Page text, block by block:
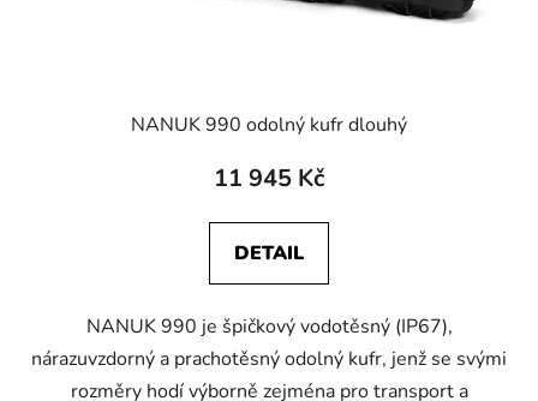
NANUK 990 odolný kufr dlouhý
11 945 Kč
DETAIL
NANUK 990 je špičkový vodotěsný (IP67),
nárazuvzdorný a prachotěsný odolný kufr, jenž se svými
rozměry hodí výborně zejména pro transport a